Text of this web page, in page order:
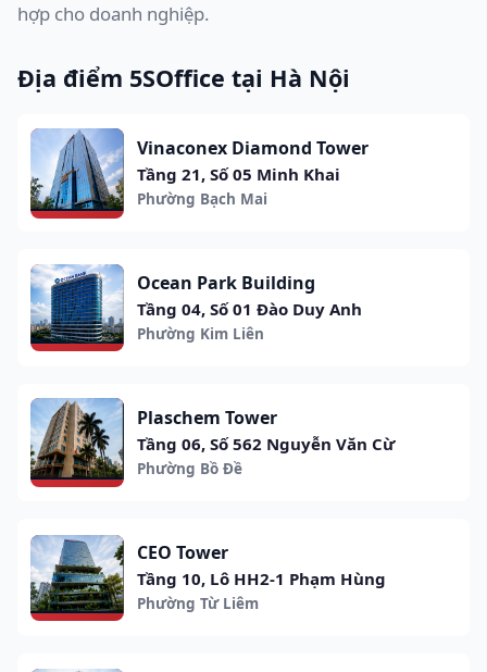
hợp cho doanh nghiệp.
Địa điểm 5SOffice tại Hà Nội
Vinaconex Diamond Tower
Tầng 21, Số 05 Minh Khai
Phường Bạch Mai
Ocean Park Building
Tầng 04, Số 01 Đào Duy Anh
Phường Kim Liên
Plaschem Tower
Tầng 06, Số 562 Nguyễn Văn Cừ
Phường Bồ Đề
CEO Tower
Tầng 10, Lô HH2-1 Phạm Hùng
Phường Từ Liêm